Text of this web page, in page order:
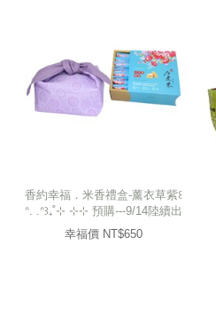
香約幸福．米香禮盒-薰衣草紫꒰
ᐢ. .ᐢ꒱₊˚⊹ ⊹⊹ 預購---9/14陸續出
貨
幸福價 NT$650